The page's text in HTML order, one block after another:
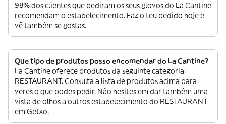
98% dos clientes que pediram os seus glovos do La Cantine
recomendam o estabelecimento. Faz o teu pedido hoje e
vê também se gostas.
Que tipo de produtos posso encomendar do La Cantine?
La Cantine oferece produtos da seguinte categoria:
RESTAURANT. Consulta a lista de produtos acima para
veres o que podes pedir. Não hesites em dar também uma
vista de olhos a outros estabelecimento do RESTAURANT
em Getxo.